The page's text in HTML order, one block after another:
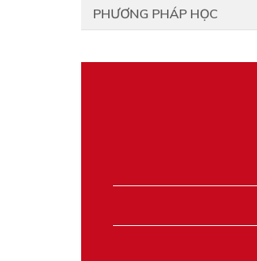
PHƯƠNG PHÁP HỌC